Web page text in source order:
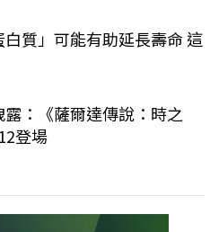
質」可能有助延長壽命 這
：《薩爾達傳說：時之
登場